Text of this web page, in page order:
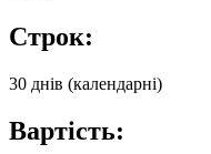
Строк:
30 днів (календарні)
Вартість: